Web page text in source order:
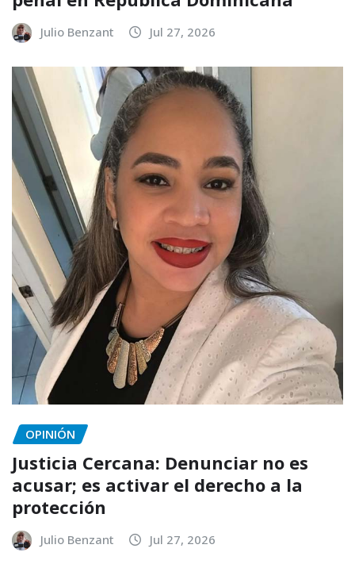
Julio Benzant Jul 27, 2026
OPINIÓN
Justicia Cercana: Denunciar no es
acusar; es activar el derecho a la
protección
Julio Benzant Jul 27, 2026